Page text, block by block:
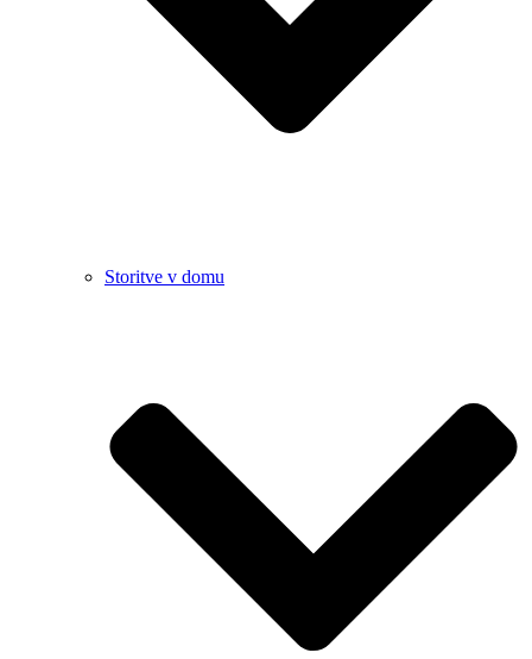
Storitve v domu